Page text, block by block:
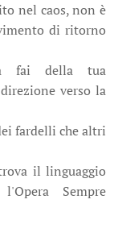
nel caos, non è
di ritorno
fai della tua
verso la
fardelli che altri
il linguaggio
Sempre